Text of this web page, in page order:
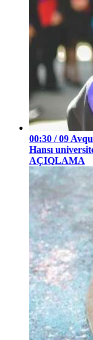
00:30 / 09
Hansı
AÇIQLAMA